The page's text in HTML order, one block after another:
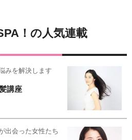
！の人気連載
みを解決します
講座
出会った女性たち